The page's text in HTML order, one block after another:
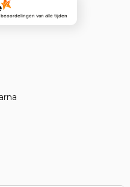
beoordelingenvan alle tijden